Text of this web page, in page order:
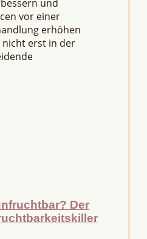
und
vor einer
erhöhen
erst in der
Der